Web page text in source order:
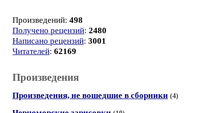
Произведений: 498
Получено рецензий: 2480
Написано рецензий: 3001
Читателей: 62169
Произведения
Произведения, не вошедшие в сборники (4)